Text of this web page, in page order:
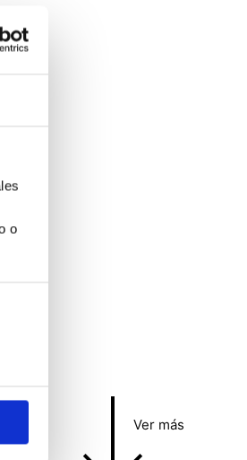
o
Ver más